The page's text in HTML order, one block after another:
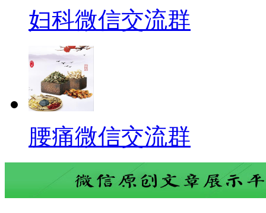
妇科微信交流群
腰痛微信交流群